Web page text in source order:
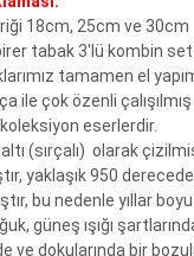
Süsü Klasik
Çini
:TR200165